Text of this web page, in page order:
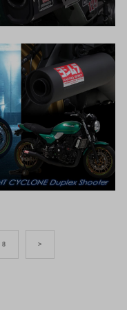
8 >